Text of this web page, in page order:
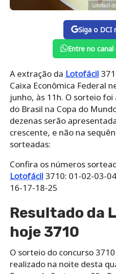
Lotofácil
Siga o DCI
Entre no canal
A extração da Lotofácil
Caixa Econômica Federal
junho, às 11h. O sorteio
do Brasil na Copa do
dezenas serão
crescente, e não na
sorteadas:
Confira os números
Lotofácil 3710: 01-02-03-
16-17-18-25
Resultado da
hoje 3710
O sorteio do concurso
realizado na noite desta